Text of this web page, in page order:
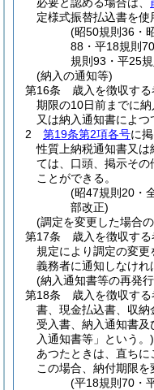
定様式振替払込書を使
(昭50規則36・
88・平18規則
規則93・平25
(納入の通知等)
第16条
歳入を徴収す
期限の10日前までに
又は納入通知書によつ
2
第19条第2項各号に
性質上納税通知書又
ては、口頭、掲示そ
ことができる。
(昭47規則20・
部改正)
(調定を変更した場合
第17条
歳入を徴収す
規定により調定の変更
義務者に通知しなけれ
(納入通知書等の再発
第18条
歳入を徴収す
書、現金払込書、収納
受入書、納入通知書
入通知書等」という。)
あつたときは、直ちに
この場合、納付期限を
(平18規則70・